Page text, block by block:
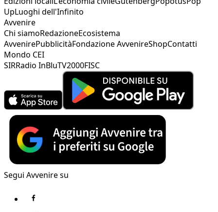
UpLuoghi dell'Infinito
Avvenire
Chi siamoRedazioneEcosistema
AvvenirePubblicitàFondazione AvvenireShopContatti
Mondo CEI
SIRRadio InBluTV2000FISC
Segui Avvenire su